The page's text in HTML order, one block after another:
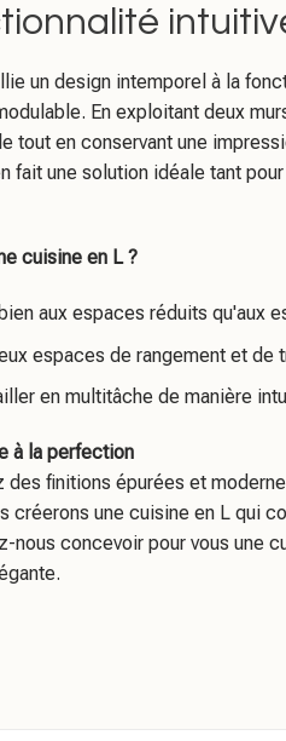
un design intemporel à la
En exploitant deux
tout en conservant une
fait une solution idéale tant
cuisine en L ?
aux espaces réduits qu'aux
espaces de rangement et de
en multitâche de manière
à la perfection
des finitions épurées et
créerons une cuisine en L qui
nous concevoir pour vous une